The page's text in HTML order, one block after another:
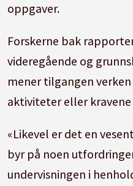
oppgaver.
Forskerne bak
videregående og
mener tilgangen
aktiviteter eller
«Likevel er det en
byr på noen
undervisningen i